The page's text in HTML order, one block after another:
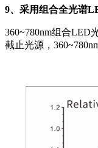
9、采用组合全光谱
360~780nm组合LED
截止光源，